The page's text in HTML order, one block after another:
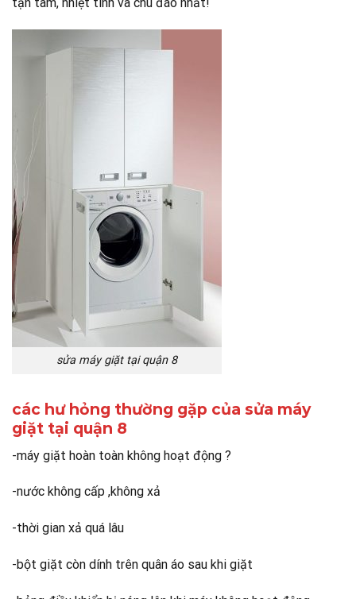
sửa máy giặt tại quận 8
các hư hỏng thường gặp của sửa máy
giặt tại quận 8
-máy giặt hoàn toàn không hoạt động ?
-nước không cấp ,không xả
-thời gian xả quá lâu
-bột giặt còn dính trên quân áo sau khi giặt